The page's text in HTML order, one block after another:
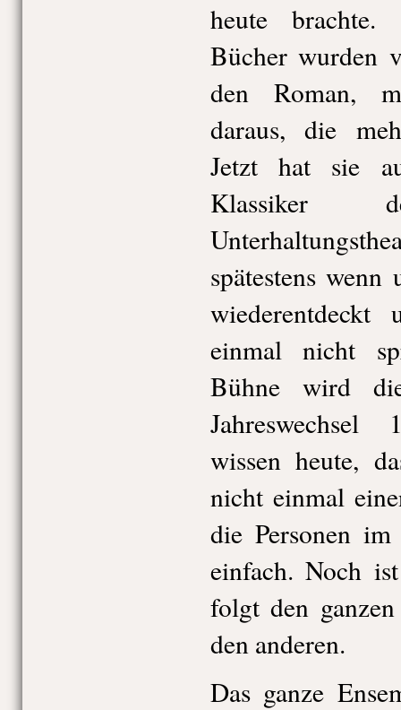
heute brachte.
Bücher wurden
den Roman,
daraus, die
Jetzt hat sie
Klassiker
spätestens
einmal nicht
Bühne wird
wissen heute,
nicht einmal
die Personen
einfach. Noch
folgt den
den anderen.
Das ganze